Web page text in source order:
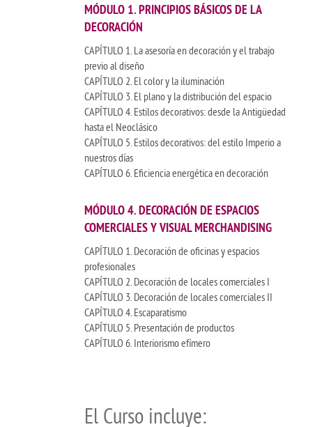
MÓDULO 1. PRINCIPIOS BÁSICOS DE LA
DECORACIÓN
CAPÍTULO 1. La asesoría en decoración y el trabajo
previo al diseño
CAPÍTULO 2. El color y la iluminación
CAPÍTULO 3. El plano y la distribución del espacio
CAPÍTULO 4. Estilos decorativos: desde la Antigüedad
hasta el Neoclásico
CAPÍTULO 5. Estilos decorativos: del estilo Imperio a
nuestros días
CAPÍTULO 6. Eficiencia energética en decoración
MÓDULO 4. DECORACIÓN DE ESPACIOS
COMERCIALES Y VISUAL MERCHANDISING
CAPÍTULO 1. Decoración de oficinas y espacios
profesionales
CAPÍTULO 2. Decoración de locales comerciales I
CAPÍTULO 3. Decoración de locales comerciales II
CAPÍTULO 4. Escaparatismo
CAPÍTULO 5. Presentación de productos
CAPÍTULO 6. Interiorismo efímero
El Curso incluye: